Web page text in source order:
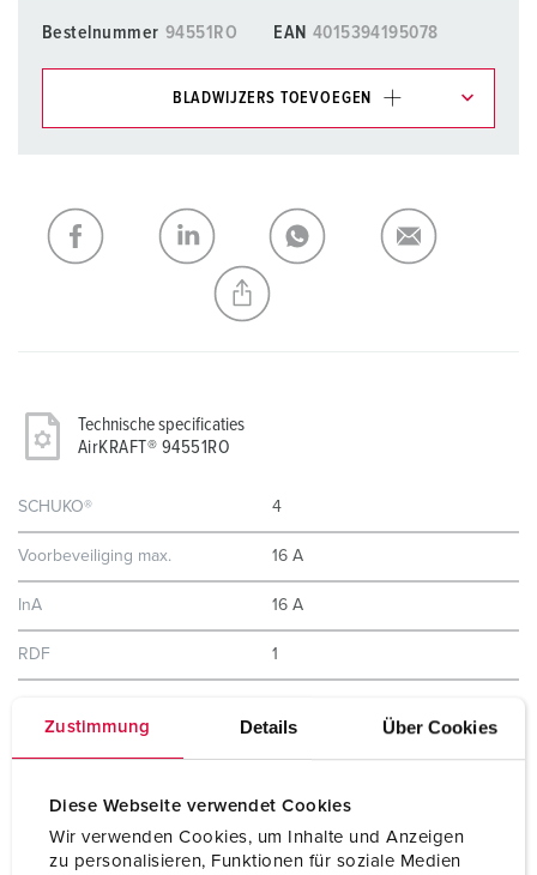
Zustimmung Details Über Cookies
Diese Webseite verwendet Cookies
Wir verwenden Cookies, um Inhalte und Anzeigen
zu personalisieren, Funktionen für soziale Medien
Bestelnummer 94551RO EAN 4015394195078
BLADWIJZERS TOEVOEGEN
Mijn lijst TOEVOEGEN
NIEUW LIJST MAKEN
Technische specificaties
AirKRAFT® 94551RO
SCHUKO® 4
Voorbeveiliging max. 16 A
InA 16 A
RDF 1
Aansluiting / voedingskabel voor 1 kabel tot 5 x 10 mm²
Behuizing materiaal Kunststof